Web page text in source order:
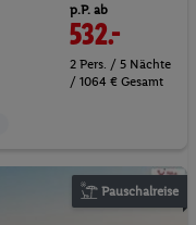
p.P. ab
532.-
2 Pers. / 5 Nächte
/ 1064 € Gesamt
Pauschalreise